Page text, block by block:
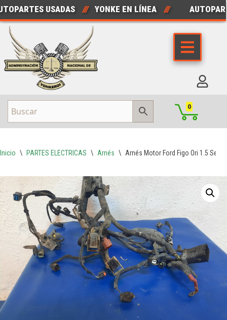
Saltar
al
contenido
USADAS /// YONKE EN LÍNEA ///
0
Inicio \ PARTES ELECTRICAS \ Arnés \ Arnés Motor Ford Figo Ori 1.5